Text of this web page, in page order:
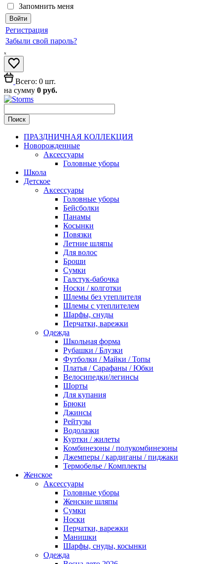
Запомнить меня
Регистрация
Забыли свой пароль?
ₓ
Всего: 0 шт.
на сумму 0 руб.
ПРАЗДНИЧНАЯ КОЛЛЕКЦИЯ
Новорожденные
Аксессуары
Головные уборы
Школа
Детское
Аксессуары
Головные уборы
Бейсболки
Панамы
Косынки
Повязки
Летние шляпы
Для волос
Броши
Сумки
Галстук-бабочка
Носки / колготки
Шлемы без утеплителя
Шлемы с утеплителем
Шарфы, снуды
Перчатки, варежки
Одежда
Школьная форма
Рубашки / Блузки
Футболки / Майки / Топы
Платья / Сарафаны / Юбки
Велосипедки/легинсы
Шорты
Для купания
Брюки
Джинсы
Рейтузы
Водолазки
Куртки / жилеты
Комбинезоны / полукомбинезоны
Джемперы / кардиганы / пиджаки
Термобелье / Комплекты
Женское
Аксессуары
Головные уборы
Женские шляпы
Сумки
Носки
Перчатки, варежки
Манишки
Шарфы, снуды, косынки
Одежда